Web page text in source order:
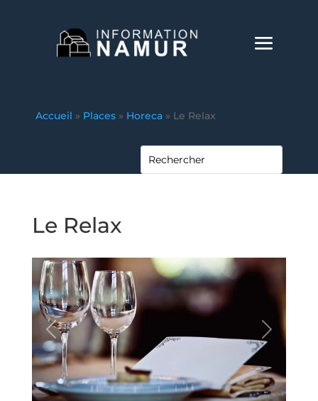
Accueil » Places » Horeca » Le Relax
Le Relax
Précédente Prochaine